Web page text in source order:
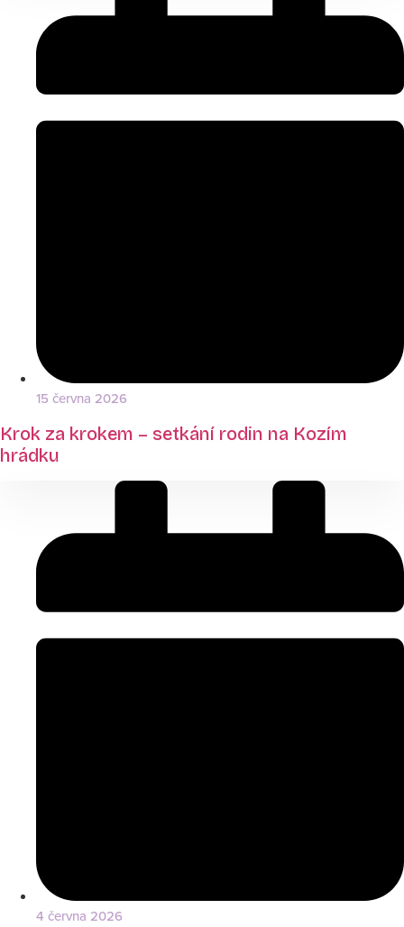
15 června 2026
Krok za krokem – setkání rodin na Kozím
hrádku
4 června 2026